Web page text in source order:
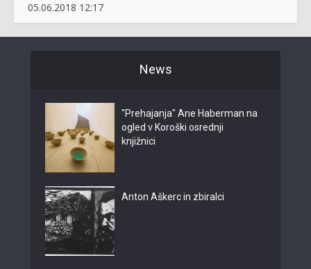
05.06.2018 12:17
News
"Prehajanja" Ane Haberman na
ogled v Koroški osrednji
knjižnici
Anton Aškerc in zbiralci